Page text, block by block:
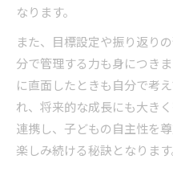
なります。
また、目標設定や振り返り
分で管理する力も身につき
に直面したときも自分で考
れ、将来的な成長にも大き
連携し、子どもの自主性を
楽しみ続ける秘訣となります